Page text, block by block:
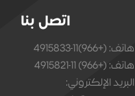
اتصل بنا
هاتف: (+966)11-4915833
هاتف: (+966) 11-4915821
البريد الإلكتروني: